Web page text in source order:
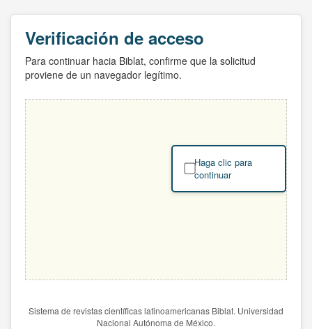
Verificación de acceso
Para continuar hacia Biblat, confirme que la solicitud
proviene de un navegador legítimo.
Haga clic para
continuar
Sistema de revistas científicas latinoamericanas Biblat. Universidad
Nacional Autónoma de México.